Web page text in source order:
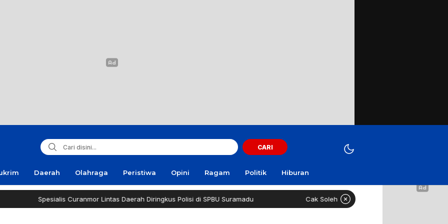
CARI
Daerah Olahraga Peristiwa Opini Ragam Politik Hiburan
Spesialis Curanmor Lintas Daerah Diringkus Polisi di SPBU Suramadu Cak Soleh ‘No Viral No Justice’ Meninggal Dunia